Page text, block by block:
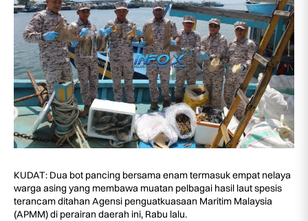
KUDAT: Dua bot pancing bersama enam termasuk empat nelaya
warga asing yang membawa muatan pelbagai hasil laut spesis
terancam ditahan Agensi penguatkuasaan Maritim Malaysia
(APMM) di perairan daerah ini, Rabu lalu.